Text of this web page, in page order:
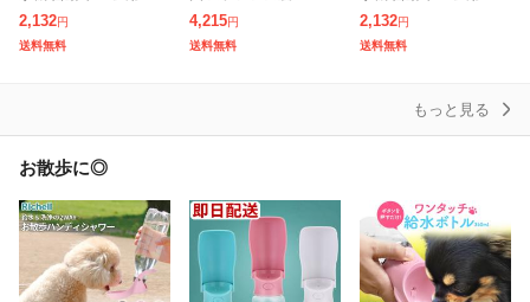
餌器 コードレス 電源電
池不要 餌皿 エサ入れ
2,132円
送料無料
量 多頭飼いも対応 20d
B静音 洗いやすい 給水
4,215円
送料無料
餌器 コードレス 電源電
池不要 餌皿 エサ入れ
2,132円
送料無料
もっと見る
お散歩に◎